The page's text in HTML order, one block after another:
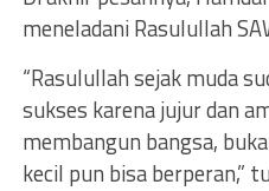
meneladani Rasulullah
“Rasulullah sejak muda
sukses karena jujur dan
membangun bangsa,
kecil pun bisa berperan,”